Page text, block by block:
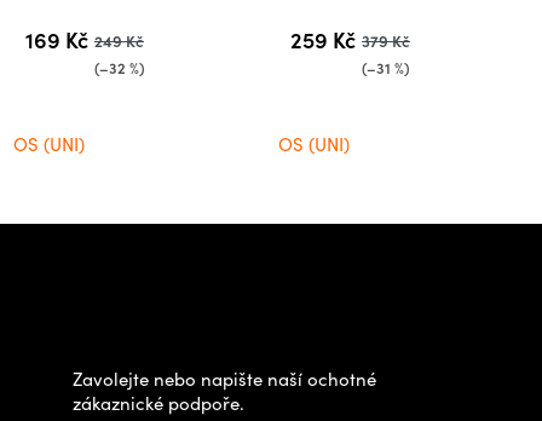
169 Kč 249 Kč
(–32 %)
OS (UNI)
259 Kč 379 Kč
(–31 %)
OS (UNI)
Z
Zavolejte nebo napište naší ochotné
zákaznické podpoře.